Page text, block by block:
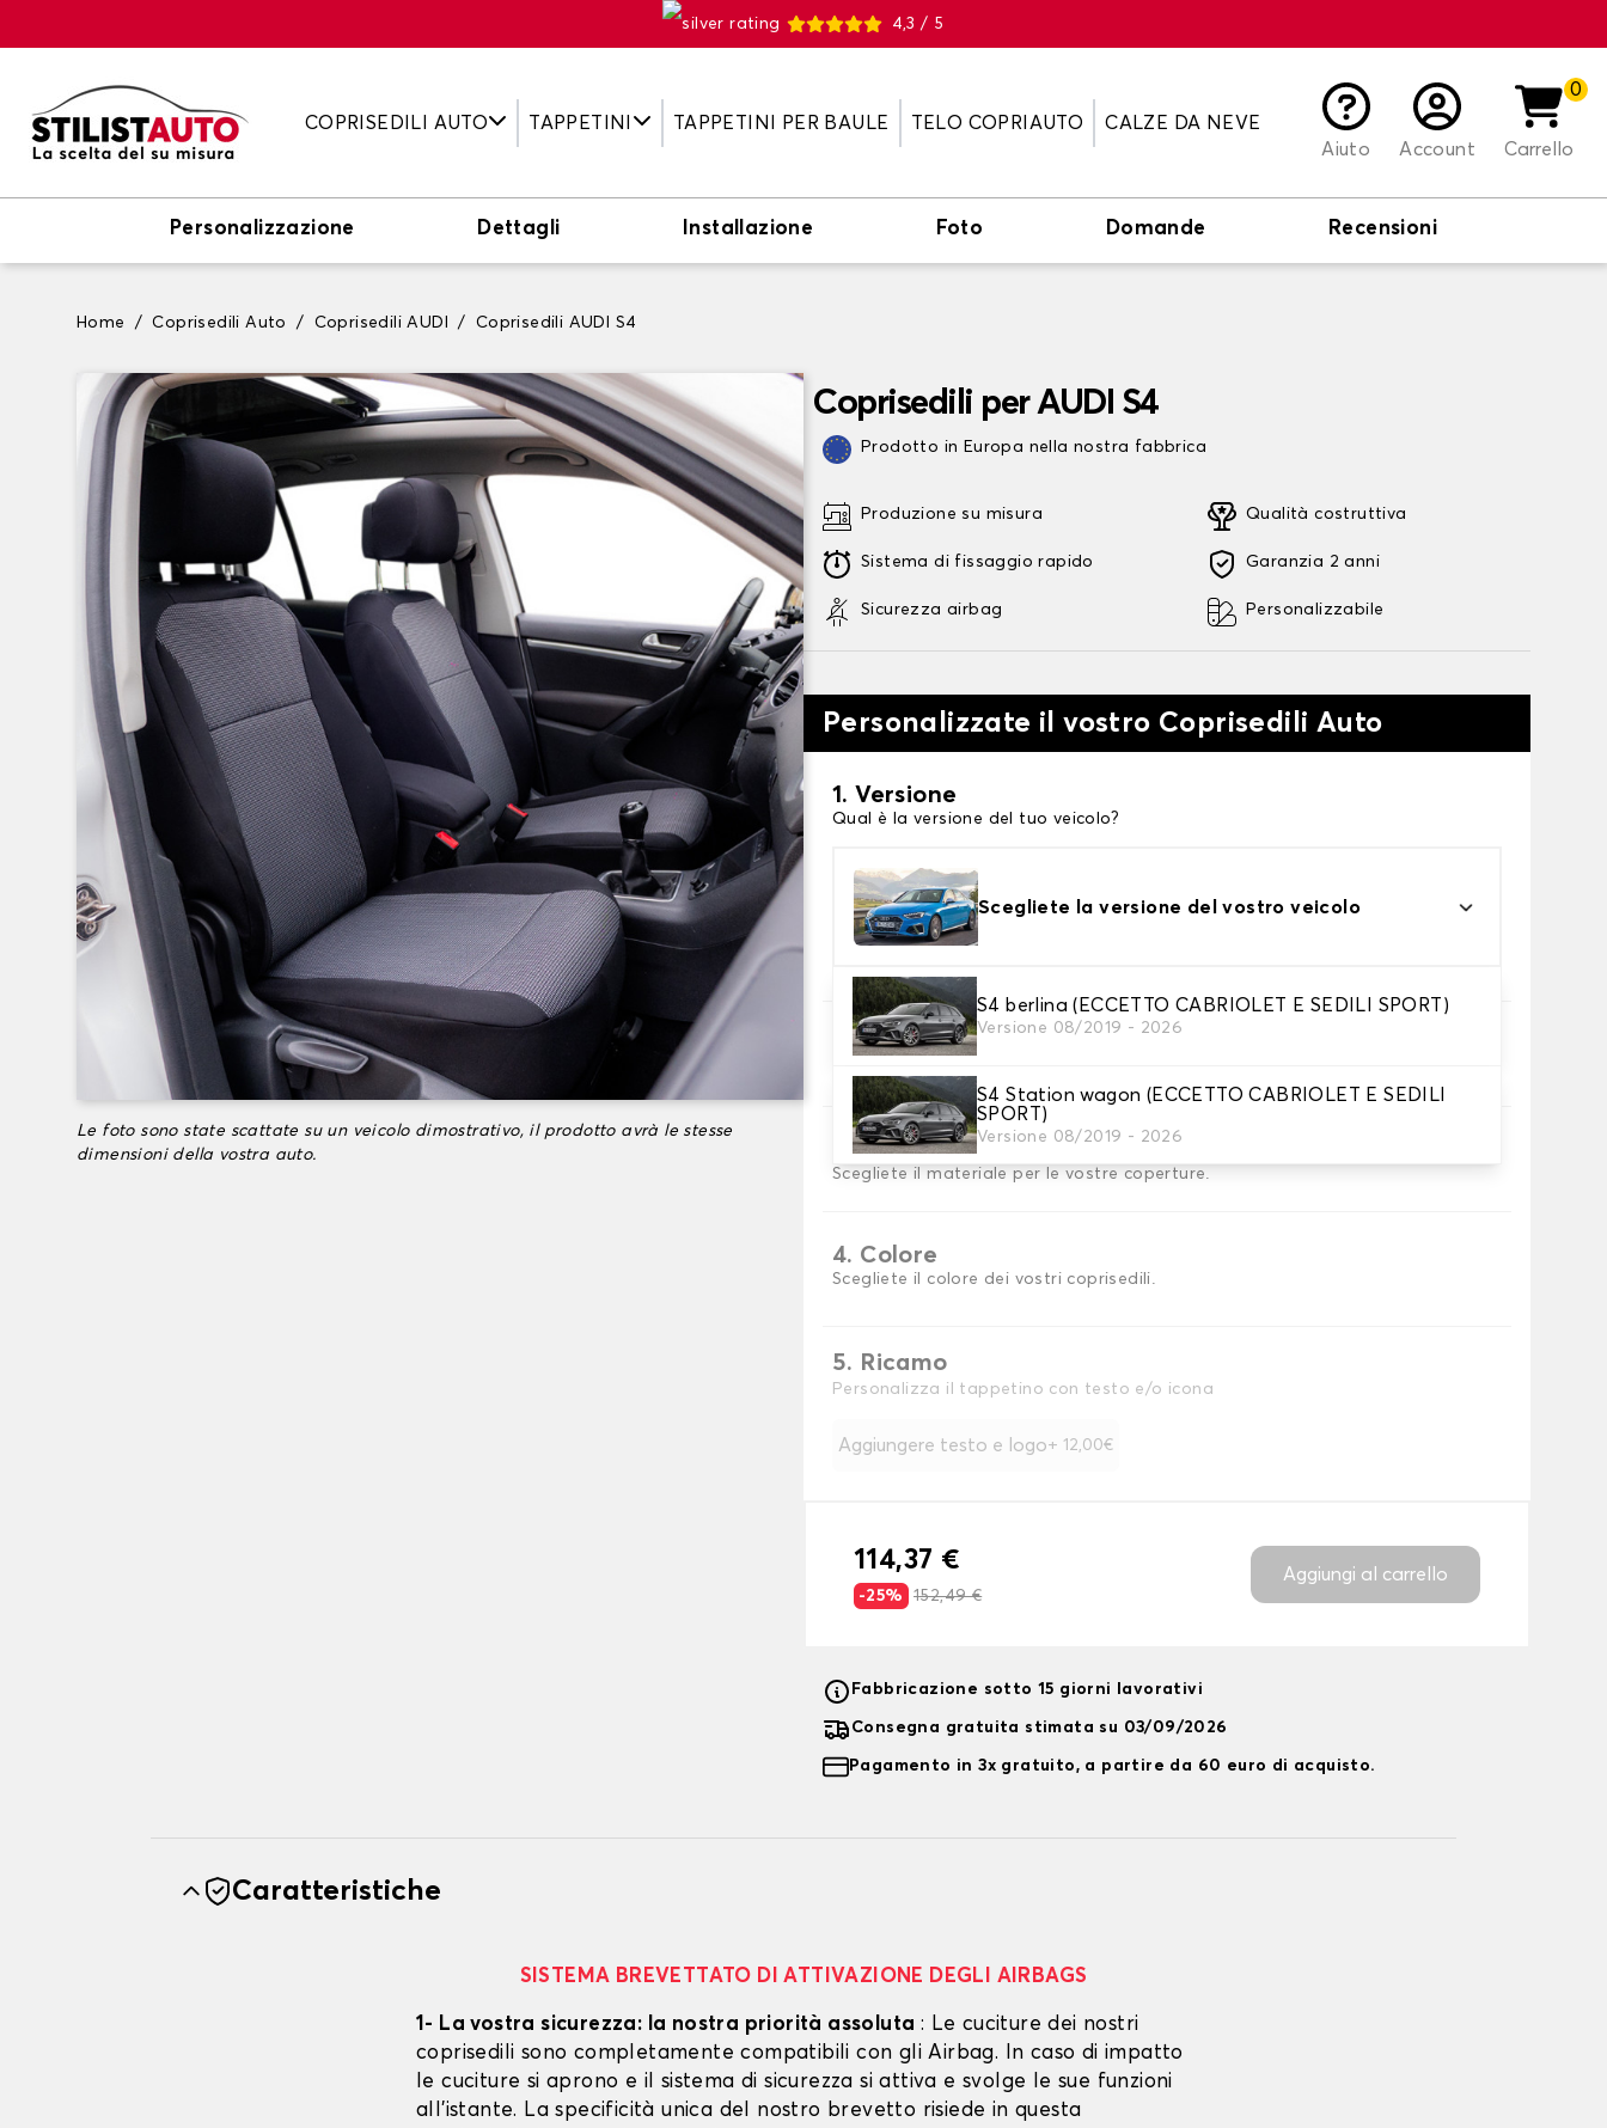
4,3 / 5
COPRISEDILI AUTO TAPPETINI TAPPETINI PER BAULE TELO COPRIAUTO
CALZE DA NEVE
Aiuto
Account
0
Carrello
Personalizzazione Dettagli Installazione Foto Domande Recensioni
Home Coprisedili Auto Coprisedili AUDI Coprisedili AUDI S4
Le foto sono state scattate su un veicolo dimostrativo, il prodotto avrà le stesse
dimensioni della vostra auto.
Coprisedili per AUDI S4
Prodotto in Europa nella nostra fabbrica
Produzione su misura
Sistema di fissaggio rapido
Sicurezza airbag
Qualità costruttiva
Garanzia 2 anni
Personalizzabile
Personalizzate il vostro Coprisedili Auto
1. Versione
Qual è la versione del tuo veicolo?
Scegliete la versione del vostro veicolo
S4 berlina (ECCETTO CABRIOLET E SEDILI SPORT)
Versione 08/2019 - 2026
S4 Station wagon (ECCETTO CABRIOLET E SEDILI
SPORT)
Versione 08/2019 - 2026
2. Set di coperture
3. Materiale
Scegliete il materiale per le vostre coperture.
4. Colore
Scegliete il colore dei vostri coprisedili.
5. Ricamo
Personalizza il tappetino con testo e/o icona
Aggiungere testo e logo + 12,00€
114,37 €
-25% 152,49 €
Aggiungi al carrello
Fabbricazione sotto 15 giorni lavorativi
Consegna gratuita stimata su 03/09/2026
Pagamento in 3x gratuito, a partire da 60 euro di acquisto.
Caratteristiche
SISTEMA BREVETTATO DI ATTIVAZIONE DEGLI AIRBAGS
1- La vostra sicurezza: la nostra priorità assoluta : Le cuciture dei nostri
coprisedili sono completamente compatibili con gli Airbag. In caso di impatto
le cuciture si aprono e il sistema di sicurezza si attiva e svolge le sue funzioni
all'istante. La specificità unica del nostro brevetto risiede in questa